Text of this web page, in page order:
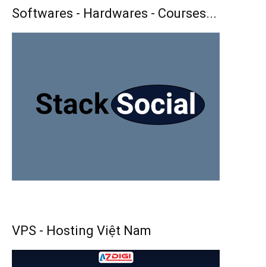
Softwares - Hardwares - Courses...
VPS - Hosting Việt Nam